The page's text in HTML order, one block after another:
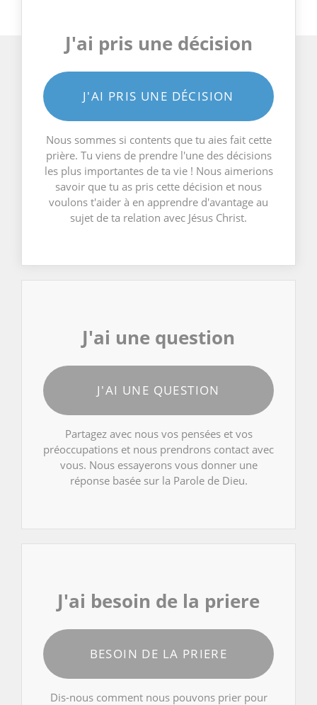
J'ai pris une décision
J'AI PRIS UNE DÉCISION
Nous sommes si contents que tu aies fait cette
prière. Tu viens de prendre l'une des décisions
les plus importantes de ta vie ! Nous aimerions
savoir que tu as pris cette décision et nous
voulons t'aider à en apprendre d'avantage au
sujet de ta relation avec Jésus Christ.
J'ai une question
J'AI UNE QUESTION
Partagez avec nous vos pensées et vos
préoccupations et nous prendrons contact avec
vous. Nous essayerons vous donner une
réponse basée sur la Parole de Dieu.
J'ai besoin de la priere
BESOIN DE LA PRIERE
Dis-nous comment nous pouvons prier pour